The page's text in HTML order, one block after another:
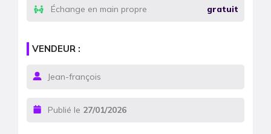
Échange en main propre gratuit
VENDEUR :
Jean-françois
Publié le 27/01/2026